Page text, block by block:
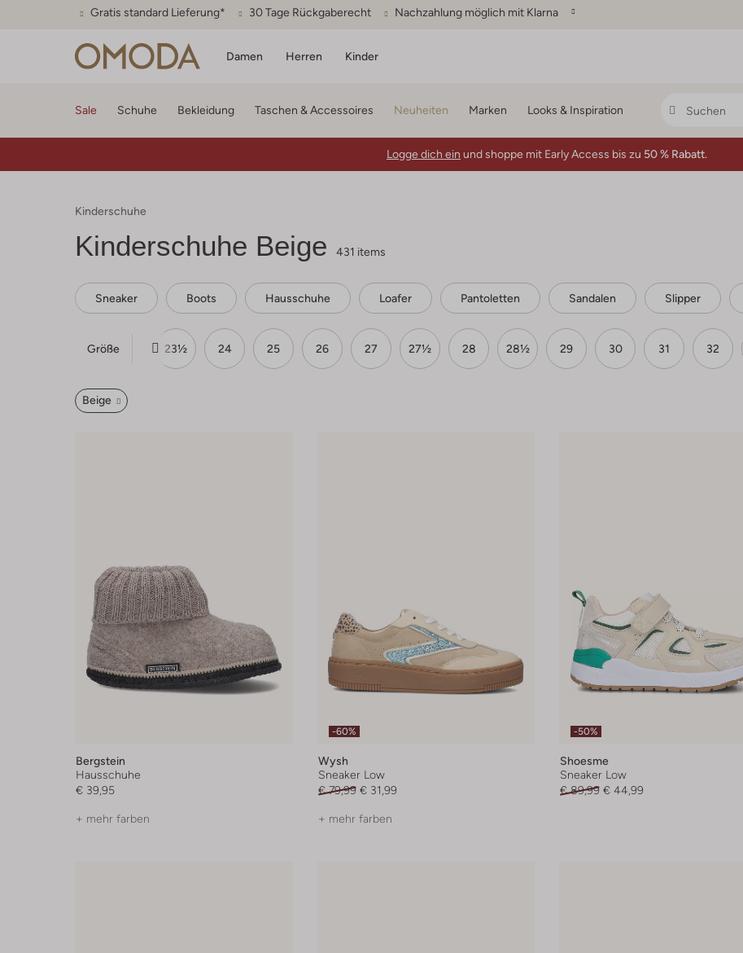
Gratis standard Lieferung* 30 Tage Rückgaberecht Nachzahlung möglich mit Klarna
Damen Herren Kinder
Sale Schuhe Bekleidung Taschen & Accessoires Neuheiten Marken Looks & Inspiration
Logge dich ein und shoppe mit Early Access bis zu 50 % Rabatt.
Kinderschuhe
Kinderschuhe Beige 431 items
Sneaker Boots Hausschuhe Loafer Pantoletten Sandalen Slipper
Größe 23½ 24 25 26 27 27½ 28 28½ 29 30 31 32
Beige
Bergstein
Hausschuhe
€ 39,95
+ mehr farben
-60%
Wysh
Sneaker Low
€ 79,99 € 31,99
+ mehr farben
-50%
Shoesme
Sneaker Low
€ 89,99 € 44,99